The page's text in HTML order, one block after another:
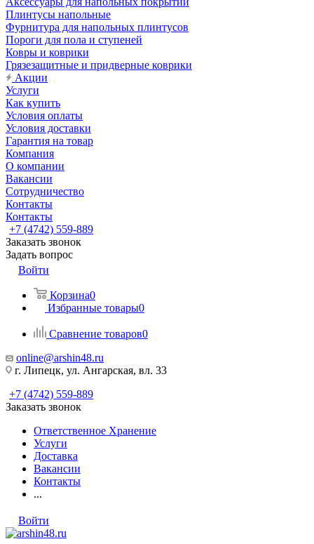
Плинтусы напольные
Фурнитура для напольных плинтусов
Пороги для пола и ступеней
Ковры и коврики
Грязезащитные и придверные коврики
Акции
Услуги
Как купить
Условия оплаты
Условия доставки
Гарантия на товар
Компания
О компании
Вакансии
Сотрудничество
Контакты
Контакты
+7 (4742) 559-889
Заказать звонок
Задать вопрос
Войти
Корзина0
Избранные товары0
Сравнение товаров0
online@arshin48.ru
г. Липецк, ул. Ангарская, вл. 33
+7 (4742) 559-889
Заказать звонок
Ответственное Хранение
Услуги
Доставка
Вакансии
Контакты
...
Войти